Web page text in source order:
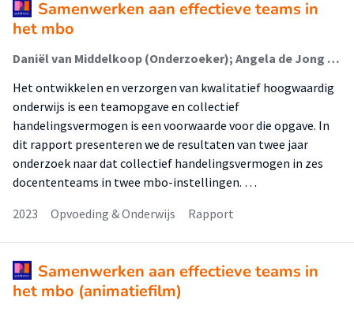
Samenwerken aan effectieve teams in
het mbo
Daniël van Middelkoop (Onderzoeker); Angela de Jong (Onderzoeker); Najat Bay (Onderzoeker); Patricia Brouwer (Onderzoeker)
Het ontwikkelen en verzorgen van kwalitatief hoogwaardig
onderwijs is een teamopgave en collectief
handelingsvermogen is een voorwaarde voor die opgave. In
dit rapport presenteren we de resultaten van twee jaar
onderzoek naar dat collectief handelingsvermogen in zes
docententeams in twee mbo-instellingen. …
2023
Opvoeding & Onderwijs Rapport
Samenwerken aan effectieve teams in
het mbo (animatiefilm)